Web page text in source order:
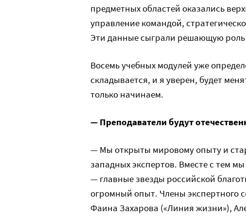
предметных областей оказались
управление командой,
Эти данные сыграли решающую
Восемь учебных модулей уже
складывается, и я уверен, будет
только начинаем.
— Преподаватели будут
— Мы открыты мировому опыту и
западных экспертов. Вместе с тем
— главные звезды российской
огромный опыт. Члены экспертного
Фаина Захарова («Линия жизни»),